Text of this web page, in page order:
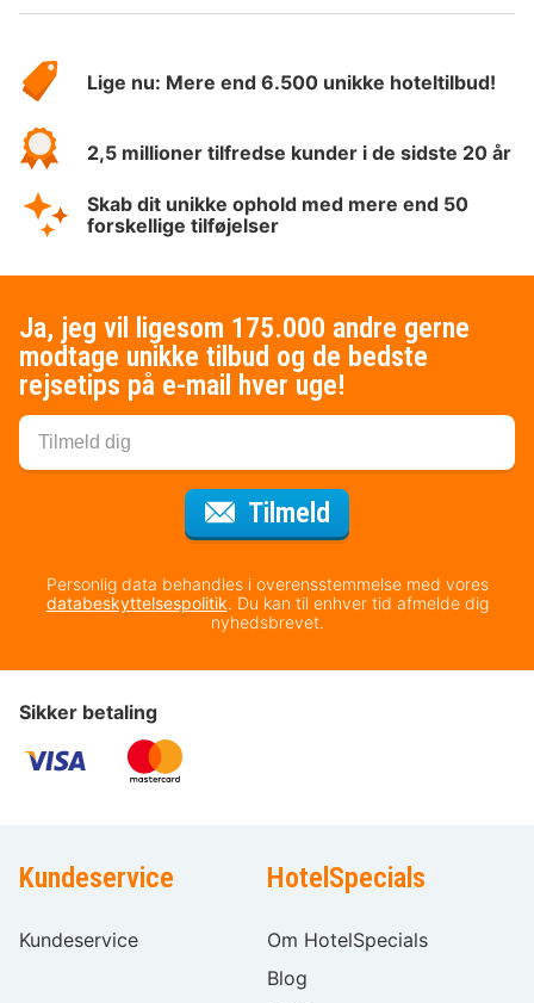
HotelSpecials
Lige nu: Mere end 6.500 unikke hoteltilbud!
2,5 millioner tilfredse kunder i de sidste 20 år
Skab dit unikke ophold med mere end 50
forskellige tilføjelser
Ja, jeg vil ligesom 175.000 andre gerne
modtage unikke tilbud og de bedste
rejsetips på e-mail hver uge!
Tilmeld
Personlig data behandles i overensstemmelse med vores
databeskyttelsespolitik. Du kan til enhver tid afmelde dig
nyhedsbrevet.
Sikker betaling
Kundeservice
Kundeservice
HotelSpecials
Om HotelSpecials
Blog